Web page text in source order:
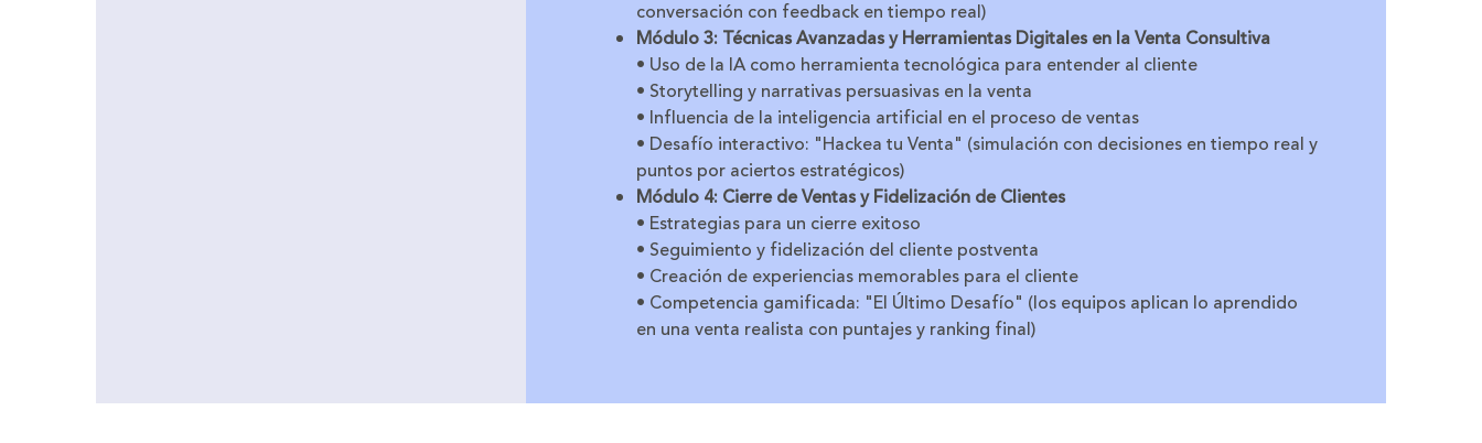
conversación con feedback en tiempo real)
Módulo 3: Técnicas Avanzadas y Herramientas Digitales en la Venta Consultiva
• Uso de la IA como herramienta tecnológica para entender al cliente
• Storytelling y narrativas persuasivas en la venta
• Influencia de la inteligencia artificial en el proceso de ventas
• Desafío interactivo: "Hackea tu Venta" (simulación con decisiones en tiempo real y
puntos por aciertos estratégicos)
Módulo 4: Cierre de Ventas y Fidelización de Clientes
• Estrategias para un cierre exitoso
• Seguimiento y fidelización del cliente postventa
• Creación de experiencias memorables para el cliente
• Competencia gamificada: "El Último Desafío" (los equipos aplican lo aprendido
en una venta realista con puntajes y ranking final)